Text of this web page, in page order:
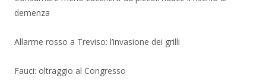
demenza
Allarme rosso a Treviso: l’invasione dei grilli
Fauci: oltraggio al Congresso